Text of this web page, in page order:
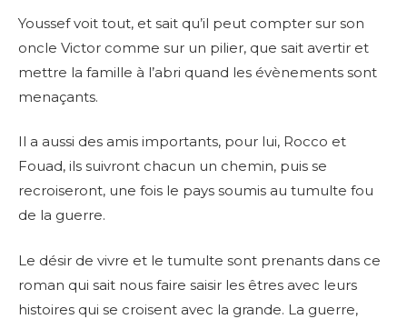
Youssef voit tout, et sait qu’il peut compter sur son
oncle Victor comme sur un pilier, que sait avertir et
mettre la famille à l’abri quand les évènements sont
menaçants.
Il a aussi des amis importants, pour lui, Rocco et
Fouad, ils suivront chacun un chemin, puis se
recroiseront, une fois le pays soumis au tumulte fou
de la guerre.
Le désir de vivre et le tumulte sont prenants dans ce
roman qui sait nous faire saisir les êtres avec leurs
histoires qui se croisent avec la grande. La guerre,